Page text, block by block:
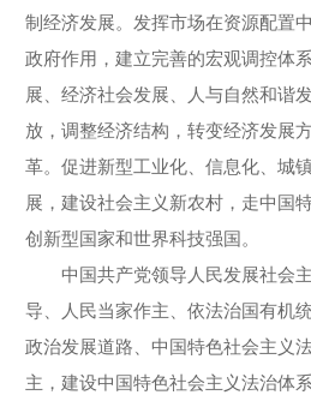
制经济发展。发挥市场在资源配置
政府作用，建立完善的宏观调控体
展、经济社会发展、人与自然和谐
放，调整经济结构，转变经济发展
革。促进新型工业化、信息化、城
展，建设社会主义新农村，走中国
创新型国家和世界科技强国。
中国共产党领导人民发展社会主
导、人民当家作主、依法治国有机
政治发展道路、中国特色社会主义
主，建设中国特色社会主义法治体